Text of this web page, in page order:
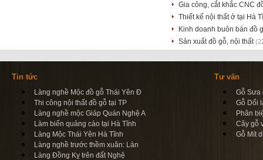
Gia công, cắt khắc CNC
Thiết kế nội thất ở tại Hà
Kinh doanh buôn bán đồ
Sản xuất đồ gỗ, nội thất
Tin tức
Làng nghề Mộc đồ gỗ Thái Yên Đ
Thi công nội thất đồ gỗ tại TP
Làng nghề mộc Giáp Quán Nghệ A
Làm biển quảng cáo tại Hà Tĩnh
Làng Mộc Thái Yên Hà Tĩnh
Làng nghề trước thềm xuân: Làn
Làng Đồng Kỵ trên đất Nghệ
Tư vấn
Gỗ Sưa
Gỗ Dổi
Phân
Cây gỗ
Gỗ Mít